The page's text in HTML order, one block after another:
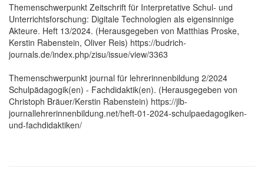
Themenschwerpunkt Zeitschrift für Interpretative Schul- und
Unterrichtsforschung: Digitale Technologien als eigensinnige
Akteure. Heft 13/2024. (Herausgegeben von Matthias Proske,
Kerstin Rabenstein, Oliver Reis) https://budrich-
journals.de/index.php/zisu/issue/view/3363
Themenschwerpunkt journal für lehrerinnenbildung 2/2024
Schulpädagogik(en) - Fachdidaktik(en). (Herausgegeben von
Christoph Bräuer/Kerstin Rabenstein) https://jlb-
journallehrerinnenbildung.net/heft-01-2024-schulpaedagogiken-
und-fachdidaktiken/